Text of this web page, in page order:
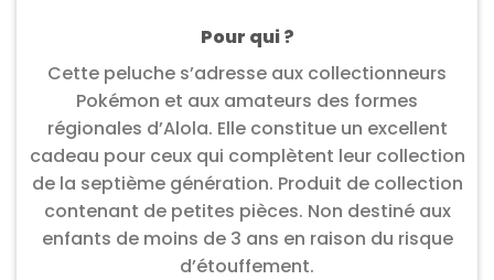
Pour qui ?
Cette peluche s’adresse aux collectionneurs
Pokémon et aux amateurs des formes
régionales d’Alola. Elle constitue un excellent
cadeau pour ceux qui complètent leur collection
de la septième génération. Produit de collection
contenant de petites pièces. Non destiné aux
enfants de moins de 3 ans en raison du risque
d’étouffement.